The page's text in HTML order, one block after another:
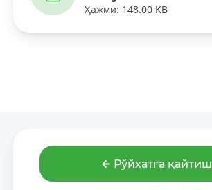
Ҳажми: 148.00 KB
Рўйхатга қайтиш